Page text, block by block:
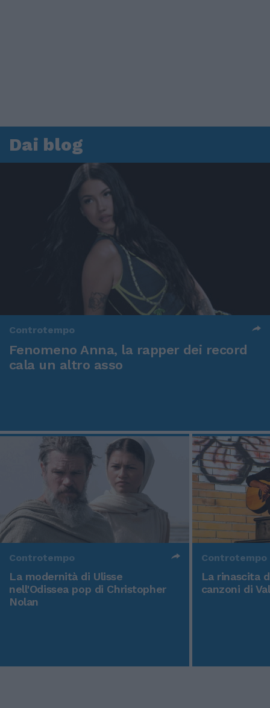
Dai blog
Controtempo
Fenomeno Anna, la rapper dei record
cala un altro asso
Controtempo
La modernità di Ulisse
nell'Odissea pop di Christopher
Nolan
Controtempo
La rinascita
canzoni di